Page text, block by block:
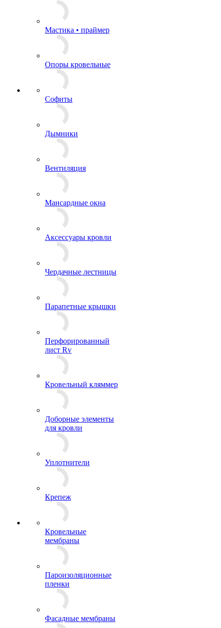
Мастика • праймер
Опоры кровельные
Софиты
Дымники
Вентиляция
Мансардные окна
Аксессуары кровли
Чердачные лестницы
Парапетные крышки
Перфорированный
лист Rv
Кровельный кляммер
Доборные элементы
для кровли
Уплотнители
Крепеж
Кровельные
мембраны
Пароизоляционные
пленки
Фасадные мембраны